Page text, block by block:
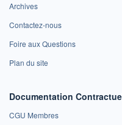
Archives
Contactez-nous
Foire aux Questions
Plan du site
Documentation
CGU Membres